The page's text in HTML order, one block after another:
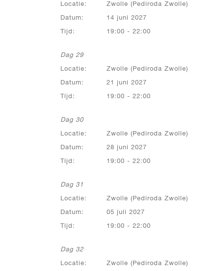
Locatie: Zwolle (Pediroda Zwolle)
Datum: 14 juni 2027
Tijd: 19:00 - 22:00
Dag 29
Locatie: Zwolle (Pediroda Zwolle)
Datum: 21 juni 2027
Tijd: 19:00 - 22:00
Dag 30
Locatie: Zwolle (Pediroda Zwolle)
Datum: 28 juni 2027
Tijd: 19:00 - 22:00
Dag 31
Locatie: Zwolle (Pediroda Zwolle)
Datum: 05 juli 2027
Tijd: 19:00 - 22:00
Dag 32
Locatie: Zwolle (Pediroda Zwolle)